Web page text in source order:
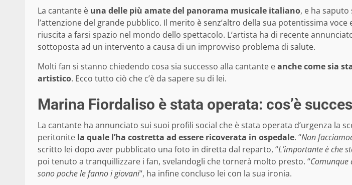
La cantante è una delle più amate del panorama musicale italiano, e ha
l’attenzione del grande pubblico. Il merito è senz’altro della sua potentissima
riuscita a farsi spazio nel mondo dello spettacolo. L’artista ha di recente
sottoposta ad un intervento a causa di un improvviso problema di salute.
Molti fan si stanno chiedendo cosa sia successo alla cantante eanche come sia
artistico. Ecco tutto ciò che c’è da sapere su di lei.
Marina Fiordaliso è stata operata: cos’è
La cantante ha annunciato sui suoi profili social che è stata operata d’urgenza la
peritonite la quale l’ha costretta ad essere ricoverata in ospedale. “Non
scritto lei dopo aver pubblicato una foto in diretta dal reparto, “L’importante è che
poi tenuto a tranquillizzare i fan, svelandogli che tornerà molto presto. “
sono poche le fanno i giovani“, ha infine concluso lei con la sua ironia.